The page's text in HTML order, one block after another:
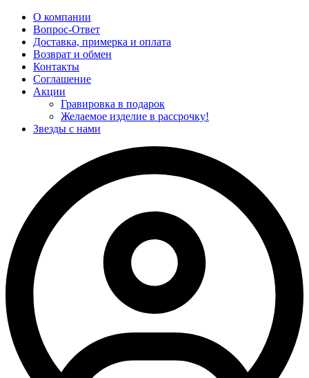
О компании
Вопрос-Ответ
Доставка, примерка и оплата
Возврат и обмен
Контакты
Соглашение
Акции
Гравировка в подарок
Желаемое изделие в рассрочку!
Звезды с нами